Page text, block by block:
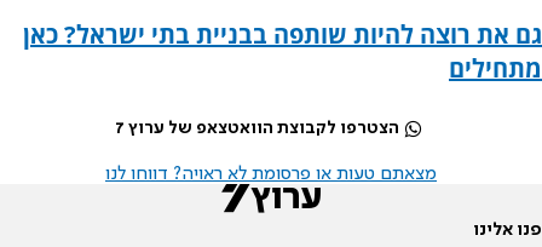
גם את רוצה להיות שותפה בבניית בתי ישראל? כאן
מתחילים
הצטרפו לקבוצת הוואטצאפ של ערוץ 7
מצאתם טעות או פרסומת לא ראויה? דווחו לנו
פנו אלינו